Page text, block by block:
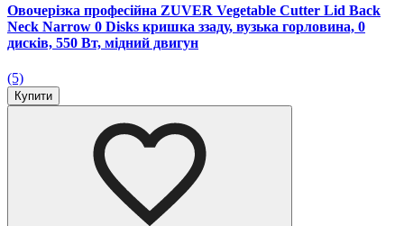
Овочерізка професійна ZUVER Vegetable Cutter Lid Back
Neck Narrow 0 Disks кришка ззаду, вузька горловина, 0
дисків, 550 Вт, мідний двигун
(5)
Купити